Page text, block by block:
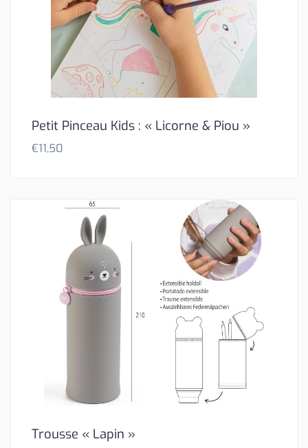
Petit Pinceau Kids : « Licorne & Piou »
€11,50
Trousse « Lapin »